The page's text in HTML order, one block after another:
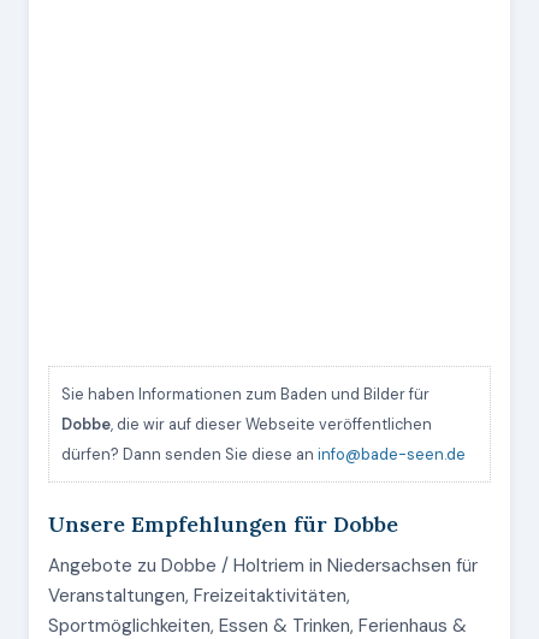
Sie haben Informationen zum Baden und Bilder für
Dobbe, die wir auf dieser Webseite veröffentlichen
dürfen? Dann senden Sie diese an info@bade-seen.de
Unsere Empfehlungen für Dobbe
Angebote zu Dobbe / Holtriem in Niedersachsen für
Veranstaltungen, Freizeitaktivitäten,
Sportmöglichkeiten, Essen & Trinken, Ferienhaus &